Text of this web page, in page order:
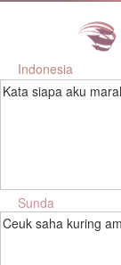
Indonesia
Kata siapa aku
Sunda
Ceuk saha kuring